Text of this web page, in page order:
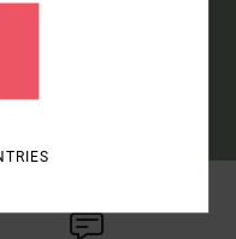
L'EMAIL DE BIENVENUE